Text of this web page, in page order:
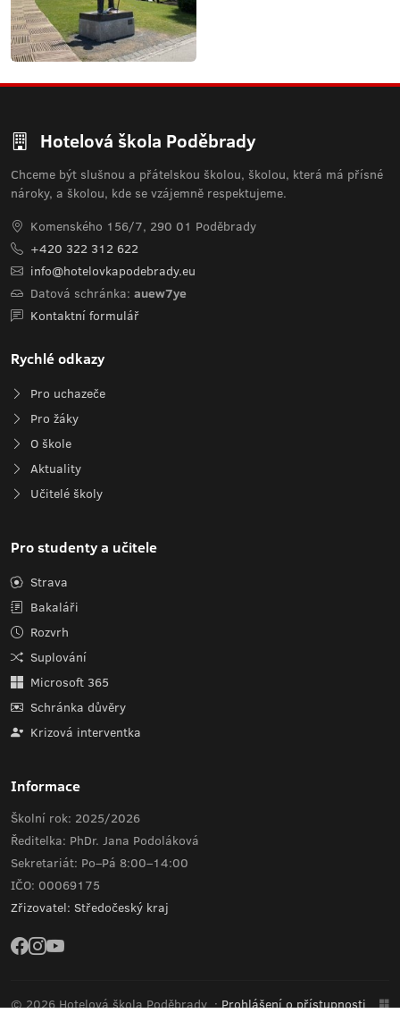
Hotelová škola Poděbrady
Chceme být slušnou a přátelskou školou, školou, která má přísné
nároky, a školou, kde se vzájemně respektujeme.
Komenského 156/7, 290 01 Poděbrady
+420 322 312 622
info@hotelovkapodebrady.eu
Datová schránka: auew7ye
Kontaktní formulář
Rychlé odkazy
Pro uchazeče
Pro žáky
O škole
Aktuality
Učitelé školy
Pro studenty a učitele
Strava
Bakaláři
Rozvrh
Suplování
Microsoft 365
Schránka důvěry
Krizová interventka
Informace
Školní rok: 2025/2026
Ředitelka: PhDr. Jana Podoláková
Sekretariát: Po–Pá 8:00–14:00
IČO: 00069175
Zřizovatel: Středočeský kraj
© 2026 Hotelová škola Poděbrady·Prohlášení o přístupnosti